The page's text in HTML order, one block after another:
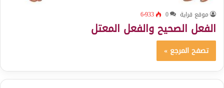
موقع قراية 0 6٬933
الفعل الصحيح والفعل المعتل
تصفح المرجع »